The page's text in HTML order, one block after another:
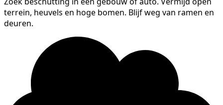
terrein, heuvels en hoge bomen. Blijf weg van ramen en
deuren.